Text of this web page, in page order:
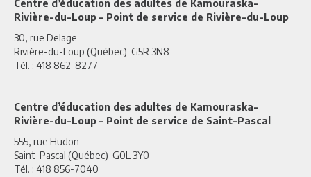
Centre d’éducation des adultes de Kamouraska-
Rivière-du-Loup – Point de service de Rivière-du-Loup
30, rue Delage
Rivière-du-Loup (Québec) G5R 3N8
Tél. : 418 862-8277
Centre d’éducation des adultes de Kamouraska-
Rivière-du-Loup – Point de service de Saint-Pascal
555, rue Hudon
Saint-Pascal (Québec) G0L 3Y0
Tél. : 418 856-7040